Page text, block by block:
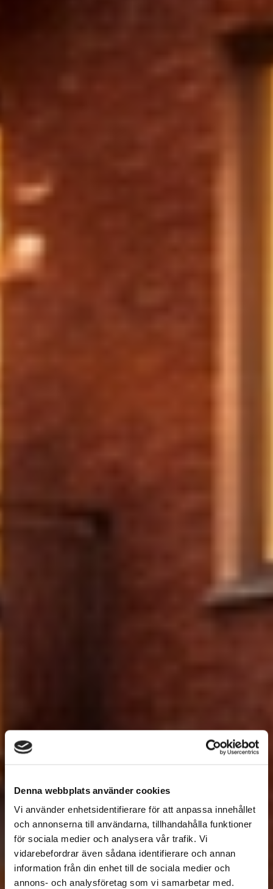
Denna webbplats använder cookies
Vi använder enhetsidentifierare för att anpassa innehållet
och annonserna till användarna, tillhandahålla funktioner
för sociala medier och analysera vår trafik. Vi
vidarebefordrar även sådana identifierare och annan
information från din enhet till de sociala medier och
annons- och analysföretag som vi samarbetar med.